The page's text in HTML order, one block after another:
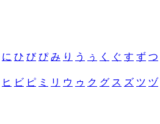
に ひ び ぴ み り う ぅ く ぐ す ず つ
ヒ ビ ピ ミ リ ウ ゥ ク グ ス ズ ツ ヅ